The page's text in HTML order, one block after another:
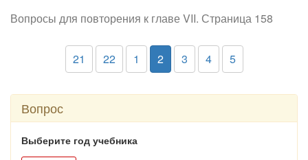
Вопросы для повторения к главе VII. Страница 158
21 22 1 2 3 4 5
Вопрос
Выберите год учебника